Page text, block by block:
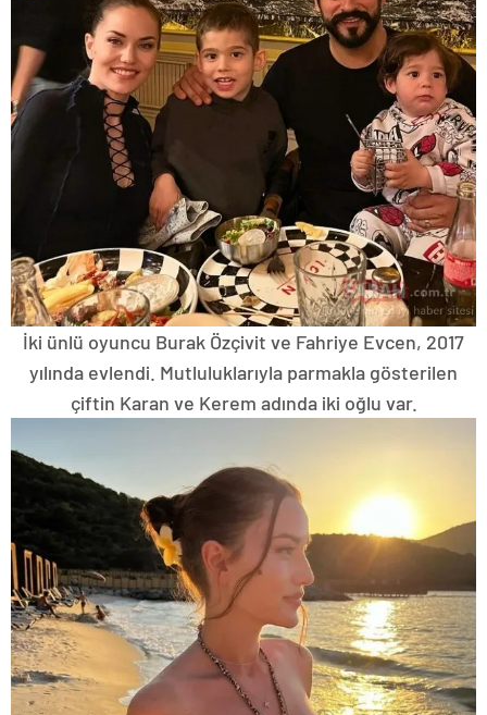
İki ünlü oyuncu Burak Özçivit ve Fahriye Evcen, 2017
yılında evlendi. Mutluluklarıyla parmakla gösterilen
çiftin Karan ve Kerem adında iki oğlu var.